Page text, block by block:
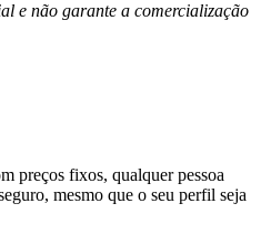
e não garante a comercialização
preços fixos, qualquer pessoa
mesmo que o seu perfil seja